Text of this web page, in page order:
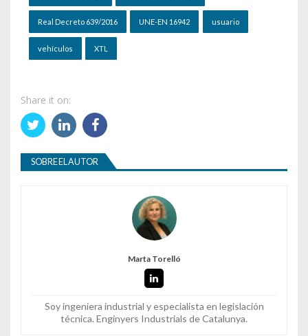
Real Decreto 639/2016 UNE-EN 16942 usuario
vehículos XTL
Share it on:
SOBRE EL AUTOR
Marta Torelló
Soy ingeniera industrial y especialista en legislación
técnica. Enginyers Industrials de Catalunya.